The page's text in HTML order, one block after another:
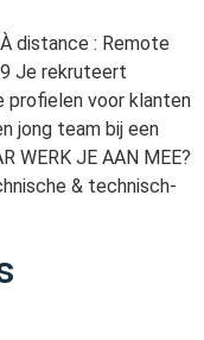
distance : Remote
Je rekruteert
profielen voor klanten
jong team bij een
WERK JE AAN MEE?
& technisch-